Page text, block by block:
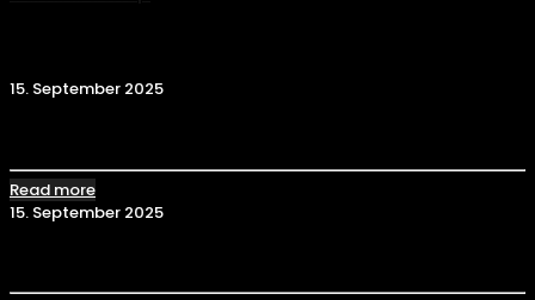
15. September 2025
Read more
15. September 2025